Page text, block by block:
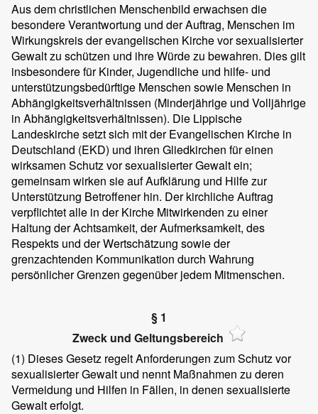
Aus dem christlichen Menschenbild erwachsen die
besondere Verantwortung und der Auftrag, Menschen im
Wirkungskreis der evangelischen Kirche vor sexualisierter
Gewalt zu schützen und ihre Würde zu bewahren. Dies gilt
insbesondere für Kinder, Jugendliche und hilfe- und
unterstützungsbedürftige Menschen sowie Menschen in
Abhängigkeitsverhältnissen (Minderjährige und Volljährige
in Abhängigkeitsverhältnissen). Die Lippische
Landeskirche setzt sich mit der Evangelischen Kirche in
Deutschland (EKD) und ihren Gliedkirchen für einen
wirksamen Schutz vor sexualisierter Gewalt ein;
gemeinsam wirken sie auf Aufklärung und Hilfe zur
Unterstützung Betroffener hin. Der kirchliche Auftrag
verpflichtet alle in der Kirche Mitwirkenden zu einer
Haltung der Achtsamkeit, der Aufmerksamkeit, des
Respekts und der Wertschätzung sowie der
grenzachtenden Kommunikation durch Wahrung
persönlicher Grenzen gegenüber jedem Mitmenschen.
§ 1
Zweck und Geltungsbereich
(1) Dieses Gesetz regelt Anforderungen zum Schutz vor
sexualisierter Gewalt und nennt Maßnahmen zu deren
Vermeidung und Hilfen in Fällen, in denen sexualisierte
Gewalt erfolgt.